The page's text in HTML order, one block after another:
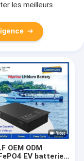
les meilleurs
OEM ODM
EV batterie